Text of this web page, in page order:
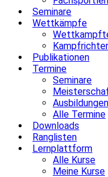
Seminare
Wettkämpfe
Publikationen
Termine
Seminare
Alle Termine
Downloads
Ranglisten
Lernplattform
Alle Kurse
Meine Kurse